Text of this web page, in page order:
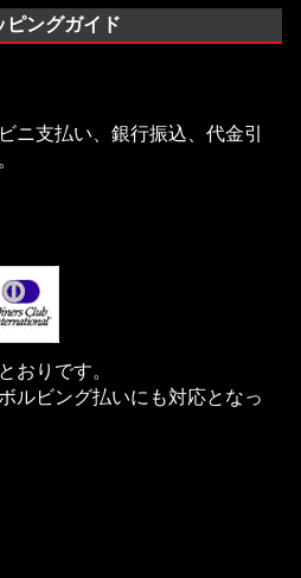
ピングガイド
ニ支払い、銀行振込、代金引
おりです。
ルビング払いにも対応となっ